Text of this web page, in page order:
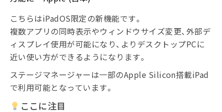
こちらはiPadOS限定の新機能です。
複数アプリの同時表示やウィンドウサイズ変更、外部デ
ィスプレイ使用が可能になり、よりデスクトップPCに
近い使い方ができるようになります。
ステージマネージャーは一部のApple Silicon搭載iPad
で利用可能となっています。
ここに注目